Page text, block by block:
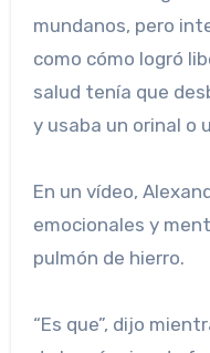
mundanos, pero
como cómo logró
salud tenía que
y usaba un orinal o
En un vídeo,
emocionales y
pulmón de hierro.
“Es que”, dijo